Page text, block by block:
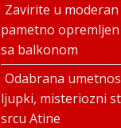
Zavirite u moderan
pametno
sa balkonom
Odabrana
ljupki, misteriozni
srcu Atine